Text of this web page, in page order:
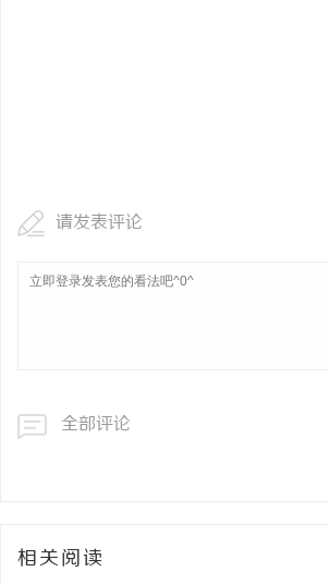
请发表评论
全部评论
相关阅读